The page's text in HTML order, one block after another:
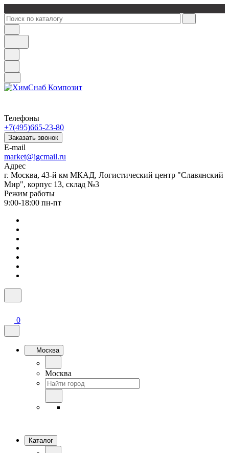
Телефоны
+7(495)665-23-80
Заказать звонок
E-mail
market@igcmail.ru
Адрес
г. Москва, 43-й км МКАД, Логистический центр "Славянский
Мир", корпус 13, склад №3
Режим работы
9:00-18:00 пн-пт
0
Москва
Москва
Каталог